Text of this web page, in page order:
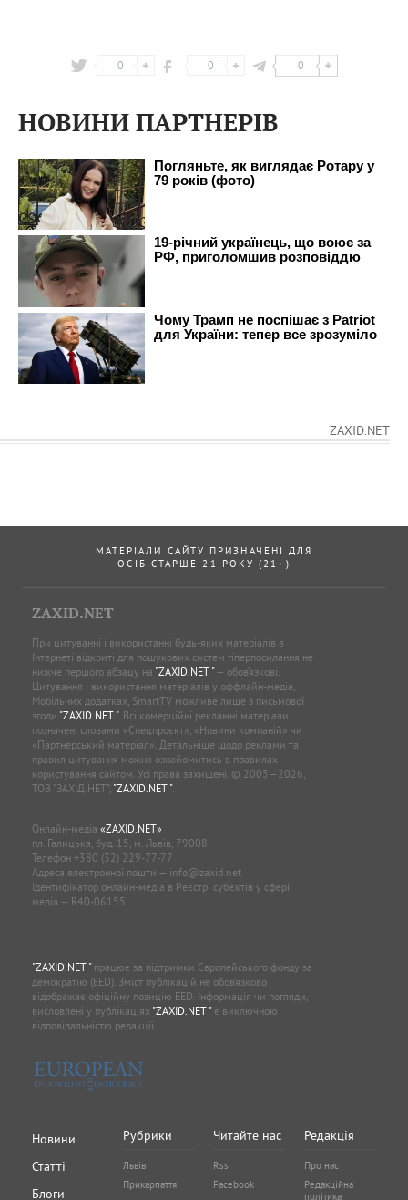
0 0 0
НОВИНИ ПАРТНЕРІВ
ZAXID.NET
МАТЕРІАЛИ САЙТУ ПРИЗНАЧЕНІ ДЛЯ
ОСІБ СТАРШЕ 21 РОКУ (21+)
ZAXID.NET
При цитуванні і використанні будь-яких матеріалів в
Інтернеті відкриті для пошукових систем гіперпосилання не
нижче першого абзацу на "ZAXID.NET "— обов’язкові.
Цитування і використання матеріалів у оффлайн-медіа,
Мобільних додатках, SmartTV можливе лише з письмової
згоди "ZAXID.NET ". Всі комерційні рекламні матеріали
позначені словами «Спецпроєкт», «Новини компаній» чи
«Партнерський матеріал». Детальніше щодо реклами та
правил цитування можна ознайомитись в правилах
користування сайтом. Усі права захищені. © 2005—2026,
ТОВ “ЗАХІД.НЕТ”, "ZAXID.NET ".
Онлайн-медіа «ZAXID.NET»
пл. Галицька, буд. 15, м. Львів, 79008
Телефон +380 (32) 229-77-77
Адреса електронної пошти — info@zaxid.net
Ідентифікатор онлайн-медіа в Реєстрі суб'єктів у сфері
медіа — R40-06155
"ZAXID.NET "працює за підтримки Європейського фонду за
демократію (EED). Зміст публікацій не обов’язково
відображає офіційну позицію EED. Інформація чи погляди,
висловлені у публікаціях "ZAXID.NET "є виключною
відповідальністю редакції.
Новини
Статті
Блоги
Рубрики
Львів
Прикарпаття
Читайте нас
Rss
Facebook
Редакція
Про нас
Редакційна
політика